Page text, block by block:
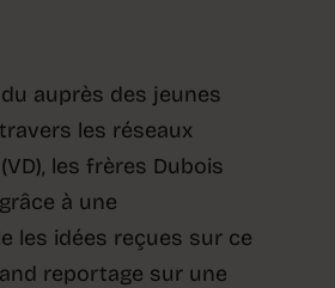
auprès des jeunes
les réseaux
les frères Dubois
à une
les idées reçues sur ce
reportage sur une